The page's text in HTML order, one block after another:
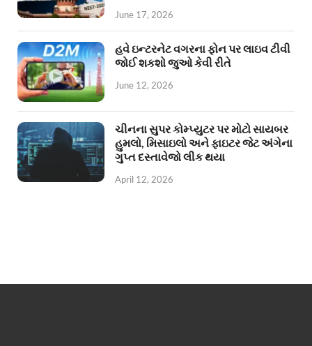
June 17, 2026
હવે ઇન્ટરનેટ વગરના ફોન પર લાઇવ ટીવી
જોઈ શકશો જુઓ કેવી રીતે
June 12, 2026
ચીનના સુપર કોમ્પ્યુટર પર મોટો સાયબર
હુમલો, મિસાઇલો અને ફાઇટર જેટ અંગેના
ગુપ્ત દસ્તાવેજો લીક થયા
April 12, 2026